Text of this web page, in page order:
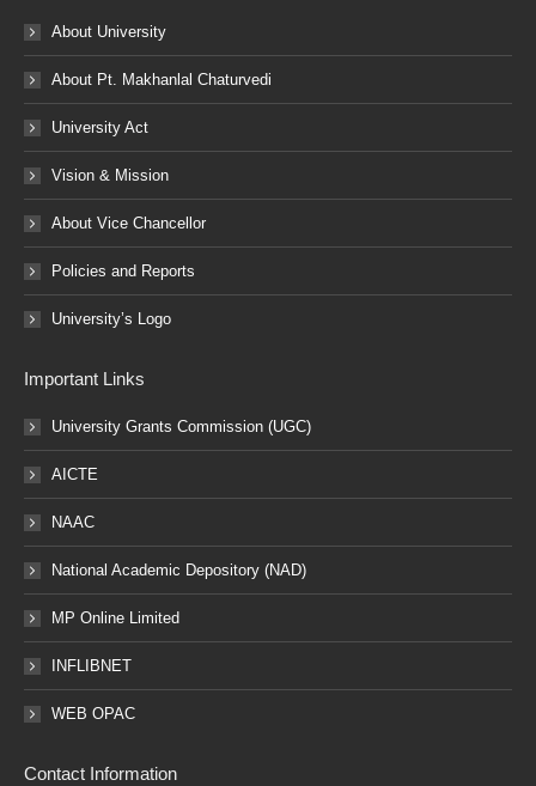
About University
About Pt. Makhanlal Chaturvedi
University Act
Vision & Mission
About Vice Chancellor
Policies and Reports
University’s Logo
Important Links
University Grants Commission (UGC)
AICTE
NAAC
National Academic Depository (NAD)
MP Online Limited
INFLIBNET
WEB OPAC
Contact Information